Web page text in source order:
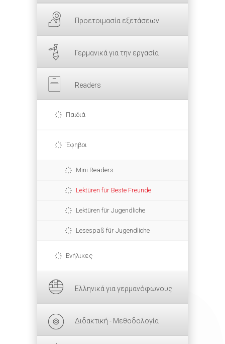
Προετοιμασία εξετάσεων
Γερμανικά για την εργασία
Readers
Παιδιά
Έφηβοι
Mini Readers
Lektüren für Beste Freunde
Lektüren für Jugendliche
Lesespaß für Jugendliche
Ενήλικες
Ελληνικά για γερμανόφωνους
Διδακτική - Μεθοδολογία